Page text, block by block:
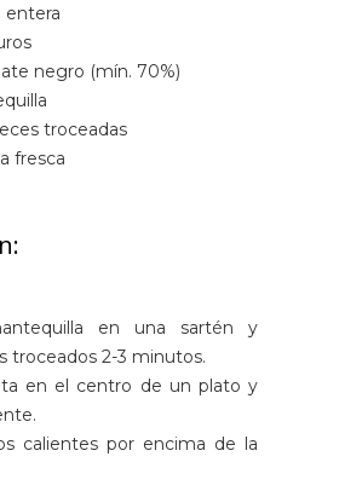
entera
negro (mín. 70%)
troceadas
fresca
en una sartén y
troceados 2-3 minutos.
en el centro de un plato y
calientes por encima de la